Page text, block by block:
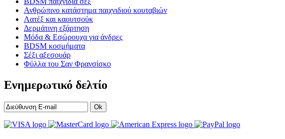
Ανθρώπινο κατάστημα παιχνιδιού κουταβιών
Λατέξ και καουτσούκ
Δερμάτινη εξάρτηση
Μόδα & Εσώρουχα για άνδρες
BDSM κοσμήματα
Σέξι αξεσουάρ
Φύλλα του Σαν Φρανσίσκο
Ενημερωτικό δελτίο
Ok